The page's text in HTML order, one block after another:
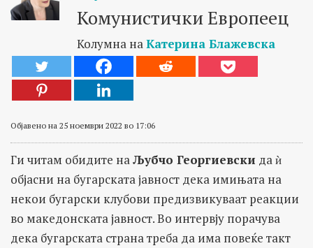
Комунистички Европеец
Колумна наКатерина Блажевска
Објавено на 25 ноември 2022 во 17:06
Ги читам обидите наЉубчо Георгиевски да ѝ
објасни на бугарската јавност дека имињата на
некои бугарски клубови предизвикуваат реакции
во македонската јавност. Во интервју порачува
дека бугарската страна треба да има повеќе такт